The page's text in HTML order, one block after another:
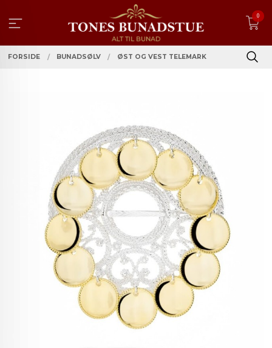
innholdet
0
FORSIDE BUNADSØLV ØST OG VEST TELEMARK